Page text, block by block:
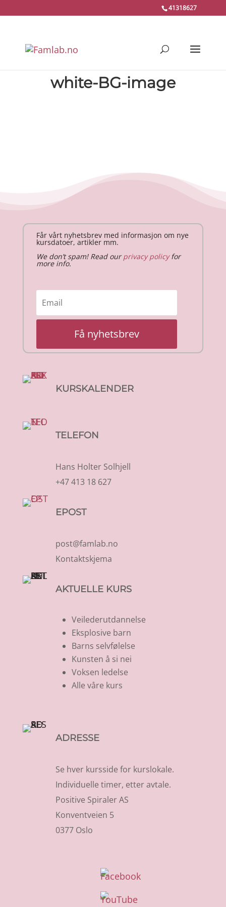
41318627
white-BG-image
Får vårt nyhetsbrev med informasjon om nye
kursdatoer, artikler mm.
We don’t spam! Read ourprivacy policyfor
more info.
Få nyhetsbrev
KURSKALENDER
TELEFON
Hans Holter Solhjell
+47 413 18 627
EPOST
post@famlab.no
Kontaktskjema
AKTUELLE KURS
Veilederutdannelse
Eksplosive barn
Barns selvfølelse
Kunsten å si nei
Voksen ledelse
Alle våre kurs
ADRESSE
Se hver kursside for kurslokale.
Individuelle timer, etter avtale.
Positive Spiraler AS
Konventveien 5
0377 Oslo